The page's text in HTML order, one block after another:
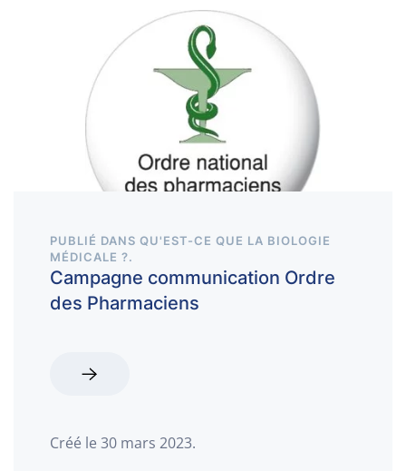
PUBLIÉ DANS QU'EST-CE QUE LA BIOLOGIE
MÉDICALE ?.
Campagne communication Ordre
des Pharmaciens
Créé le 30 mars 2023.